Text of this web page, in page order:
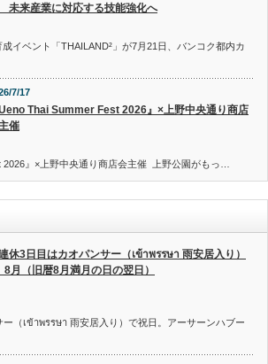
来産業に対応する技能強化へ
成イベント「THAILAND²」が7月21日、バンコク都内カ
7/17
Ueno Thai Summer Fest 2026』×上野中央通り商店
催
2026』×上野中央通り商店会主催 上野公園がもっ…
休3日目はカオパンサー（เข้าพรรษา 雨安居入り）
8月（旧暦8月満月の日の翌日）
（เข้าพรรษา 雨安居入り）で祝日。アーサーンハブー